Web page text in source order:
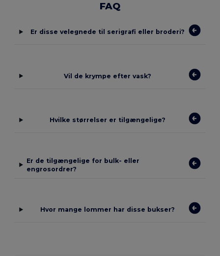
FAQ
Er disse velegnede til serigrafi eller broderi?
Vil de krympe efter vask?
Hvilke størrelser er tilgængelige?
Er de tilgængelige for bulk- eller
engrosordrer?
Hvor mange lommer har disse bukser?